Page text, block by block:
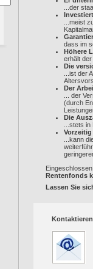
...der
...meist
dass im
Höhere
erhält
Die
...ist der
Der
... der
(durch
Die
...stets
...kann
Rentenfonds
Lassen Sie